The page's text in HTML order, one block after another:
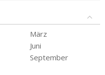
März
Juni
September